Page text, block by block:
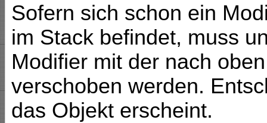
Sofern sich schon ein
im Stack befindet, muss
Modifier mit der nach
verschoben werden.
das Objekt erscheint.